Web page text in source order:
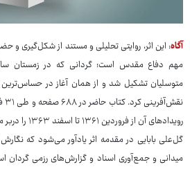
آگاه: این اثر، روایتی تحلیلی و مستند از شکل‌گیری و
متوسلیان تشکیل شد و از همان آغاز در
رویدادهای آن از فروردین ۱۳۶۱ تا اسفند ۱۳۶۳ را دربر می‌گیرد.
گل‌علی بابایی در مقدمه اثر یادآور می‌شود که
میدانی و جمع‌آوری اسناد و گزارش‌های رزمی گردان